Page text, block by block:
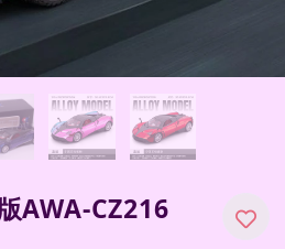
AWA-CZ216